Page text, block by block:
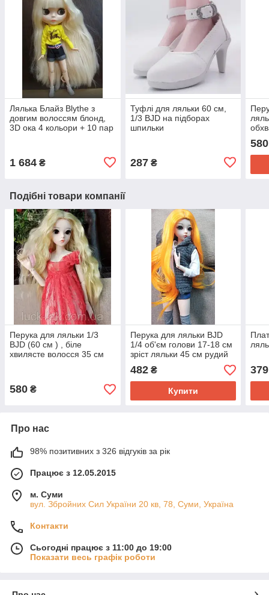
Лялька Блайз Blythe з
довгим волоссям блонд,
3D ока 4 кольори + 10 пар
1 684 ₴
Туфлі для ляльки 60 см,
1/3 BJD на підборах
шпильки
287₴
580
Подібні товари компанії
Перука для ляльки 1/3
BJD (60 см ) , біле
хвилясте волосся 35 см
580 ₴
Перука для ляльки BJD
1/4 об'єм голови 17-18 см
зріст ляльки 45 см рудий
колір волосся
482₴
Купити
379
Про нас
98% позитивних з 326 відгуків за рік
Працює з 12.05.2015
м. Суми
вул. Збройних Сил України 20 кв, 78, Суми, Україна
Контакти
Сьогодні працює з 11:00 до 19:00
Показати весь графік роботи